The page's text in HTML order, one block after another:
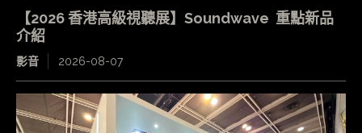
【2026 香港高級視聽展】Soundwave 重點新品
介紹
影音 2026-08-07